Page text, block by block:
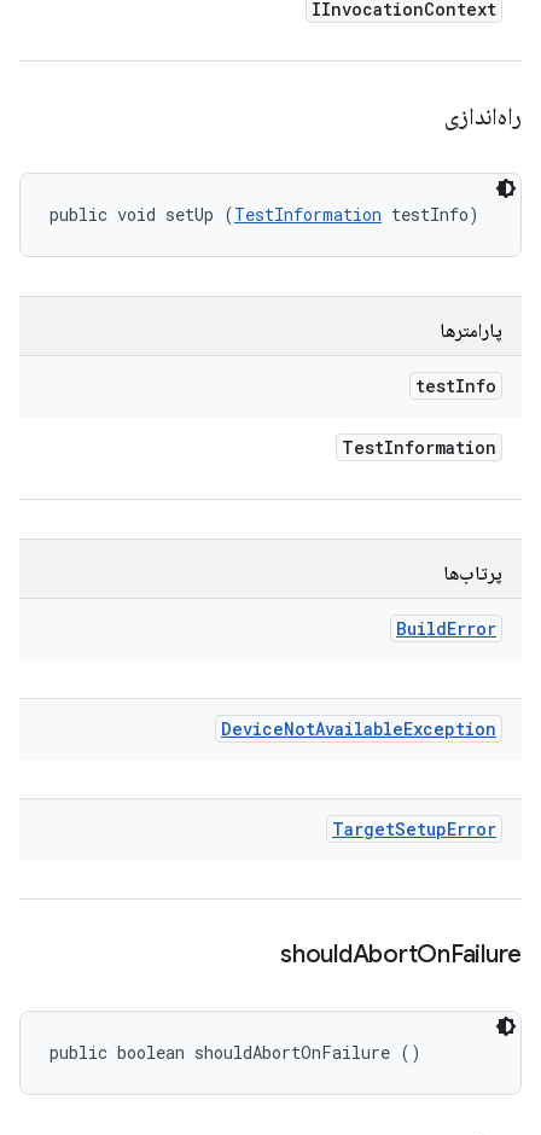
IInvocationContext
راه‌اندازی
public void setUp (TestInformation testInfo)
پارامترها
testInfo
TestInformation
پرتاب‌ها
BuildError
DeviceNotAvailableException
TargetSetupError
shouldAbortOnFailure
public boolean shouldAbortOnFailure ()